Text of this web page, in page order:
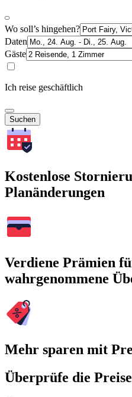
Wo soll’s hingehen?
Daten
Gäste
Ich reise geschäftlich
Suchen
Kostenlose
Planänderungen
Verdiene Prämien
wahrgenommene
Mehr sparen mit
Überprüfe die